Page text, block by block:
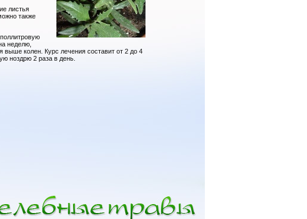
листья
также
неделю,
выше колен. Курс лечения составит от 2 до 4
ноздрю 2 раза в день.